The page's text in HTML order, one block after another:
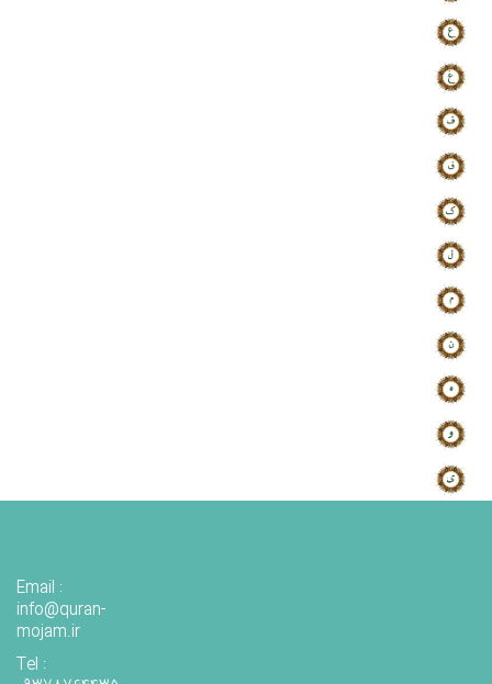
Email :
info@quran-
mojam.ir
Tel :